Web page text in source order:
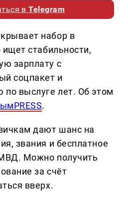
вTelegram
набор в
стабильности,
зарплату с
соцпакет и
по выслуге лет. Об этом
.
дают шанс на
звания и бесплатное
Можно получить
за счёт
вверх.